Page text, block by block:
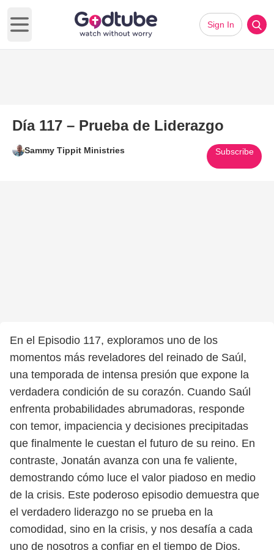
Open main menu
Sign In
Día 117 – Prueba de Liderazgo
Sammy Tippit Ministries Subscribe
En el Episodio 117, exploramos uno de los
momentos más reveladores del reinado de Saúl,
una temporada de intensa presión que expone la
verdadera condición de su corazón. Cuando Saúl
enfrenta probabilidades abrumadoras, responde
con temor, impaciencia y decisiones precipitadas
que finalmente le cuestan el futuro de su reino. En
contraste, Jonatán avanza con una fe valiente,
demostrando cómo luce el valor piadoso en medio
de la crisis. Este poderoso episodio demuestra que
el verdadero liderazgo no se prueba en la
comodidad, sino en la crisis, y nos desafía a cada
uno de nosotros a confiar en el tiempo de Dios,